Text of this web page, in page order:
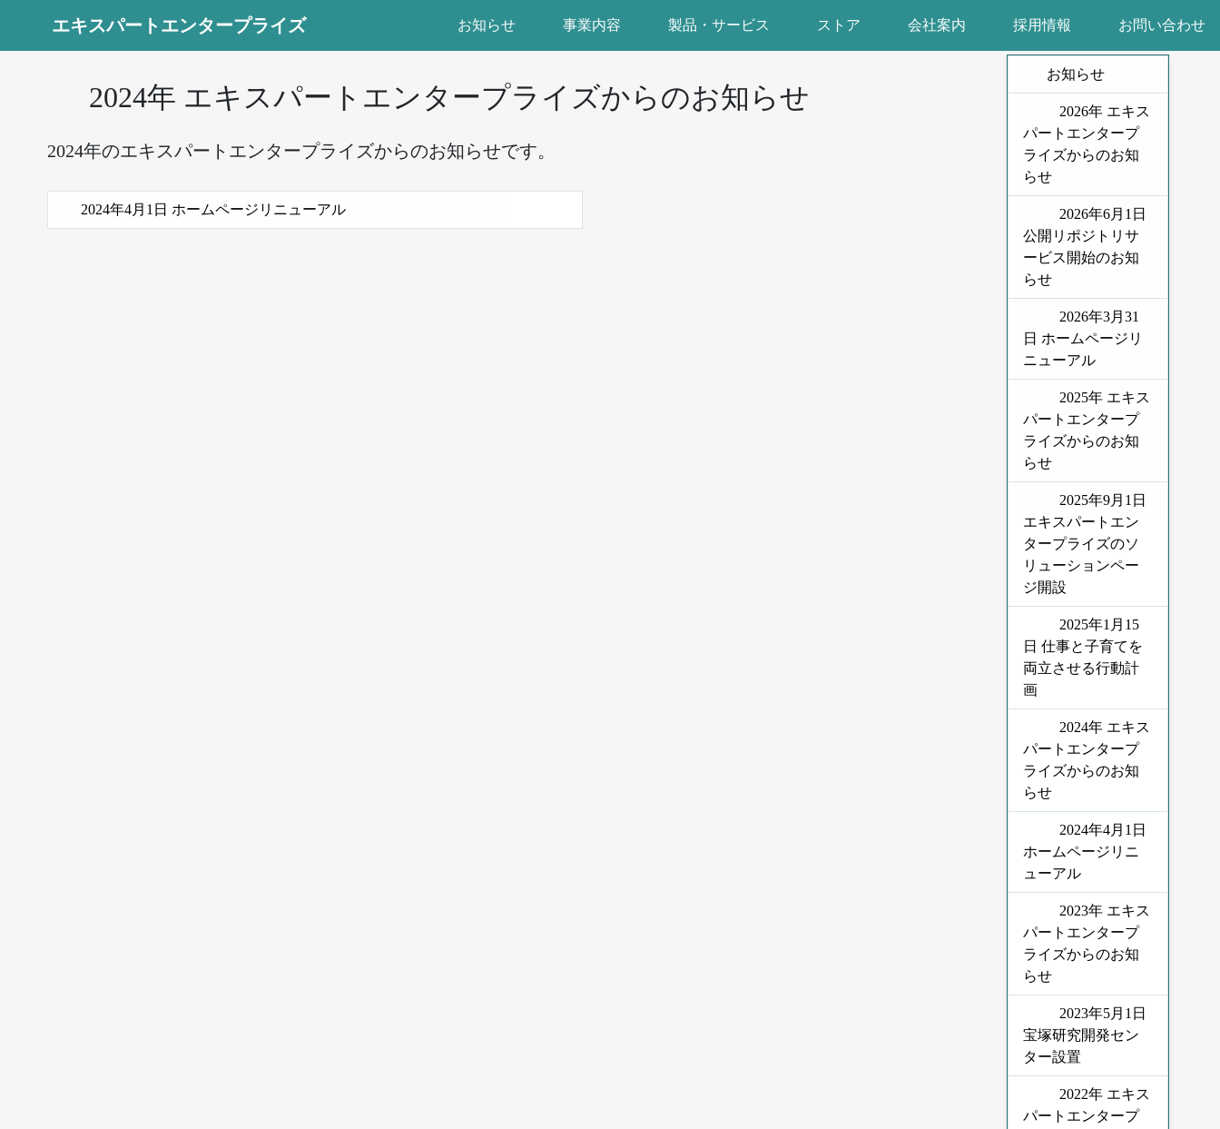
エキスパートエンタープライズ お知らせ 事業内容 製品・サービス ストア 会社案内 採用情報 お問い合わせ
2024年 エキスパートエンタープライズからのお知らせ
2024年のエキスパートエンタープライズからのお知らせです。
2024年4月1日 ホームページリニューアル
お知らせ
2026年 エキス
パートエンタープ
ライズからのお知
らせ
2026年6月1日
公開リポジトリサ
ービス開始のお知
らせ
2026年3月31
日 ホームページリ
ニューアル
2025年 エキス
パートエンタープ
ライズからのお知
らせ
2025年9月1日
エキスパートエン
タープライズのソ
リューションペー
ジ開設
2025年1月15
日 仕事と子育てを
両立させる行動計
画
2024年 エキス
パートエンタープ
ライズからのお知
らせ
2024年4月1日
ホームページリニ
ューアル
2023年 エキス
パートエンタープ
ライズからのお知
らせ
2023年5月1日
宝塚研究開発セン
ター設置
2022年 エキス
パートエンタープ